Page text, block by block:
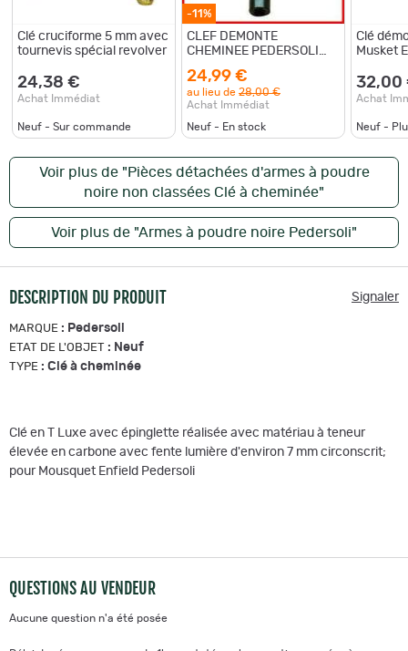
Clé cruciforme 5 mm avec
tournevis spécial revolver
24,38 €
Achat Immédiat
Neuf - Sur commande
-11%
CLEF DEMONTE
CHEMINEE PEDERSOLI
24,99 €
au lieu de 28,00 €
Achat Immédiat
Neuf - En stock
Clé
Musket
32,00
Achat
Neuf -
Voir plus de "Pièces détachées d'armes à poudre
noire non classées Clé à cheminée"
Voir plus de "Armes à poudre noire Pedersoli"
DESCRIPTION DU PRODUIT Signaler
MARQUE : Pedersoli
ETAT DE L'OBJET : Neuf
TYPE : Clé à cheminée
Clé en T Luxe avec épinglette réalisée avec matériau à teneur
élevée en carbone avec fente lumière d'environ 7 mm circonscrit;
pour Mousquet Enfield Pedersoli
QUESTIONS AU VENDEUR
Aucune question n'a été posée